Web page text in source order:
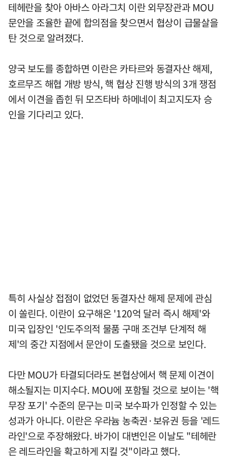
테헤란을 찾아 아바스 아라그치 이란 외무장관과 MOU
문안을 조율한 끝에 합의점을 찾으면서 협상이 급물살을
탄 것으로 알려졌다.
양국 보도를 종합하면 이란은 카타르와 동결자산 해제,
호르무즈 해협 개방 방식, 핵 협상 진행 방식의 3개 쟁점
에서 이견을 좁힌 뒤 모즈타바 하메네이 최고지도자 승
인을 기다리고 있다.
특히 사실상 접점이 없었던 동결자산 해제 문제에 관심
이 쏠린다. 이란이 요구해온 '120억 달러 즉시 해제'와
미국 입장인 '인도주의적 물품 구매 조건부 단계적 해
제'의 중간 지점에서 문안이 도출됐을 것으로 보인다.
다만 MOU가 타결되더라도 본협상에서 핵 문제 이견이
해소될지는 미지수다. MOU에 포함될 것으로 보이는 '핵
무장 포기' 수준의 문구는 미국 보수파가 인정할 수 있는
성과가 아니다. 이란은 우라늄 농축권·보유권 등을 '레드
라인'으로 주장해왔다. 바가이 대변인은 이날도 "테헤란
은 레드라인을 확고하게 지킬 것"이라고 했다.